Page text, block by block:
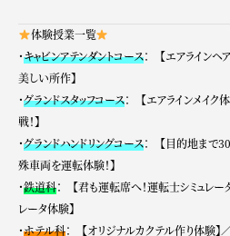
体験授業一覧
・キャビンアテンダントコース： 【エアラインヘ
美しい所作】
・グランドスタッフコース： 【エアラインメイク
戦！】
・グランドハンドリングコース： 【目的地まで
殊車両を運転体験！】
・鉄道科： 【君も運転席へ！運転士シミュレー
レータ体験】
・ホテル科： 【オリジナルカクテル作り体験】